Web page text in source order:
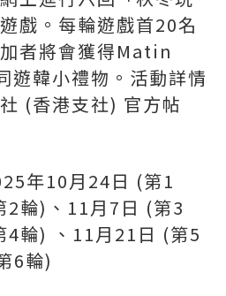
戲。每輪遊戲首20名
者將會獲得Matin
韓小禮物。活動詳情
(香港支社) 官方帖
年10月24日 (第1
輪)、11月7日 (第3
輪) 、11月21日 (第5
6輪)